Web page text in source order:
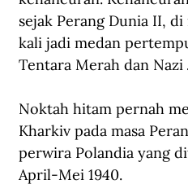
sejak Perang Dunia II,
kali jadi medan
Tentara Merah dan Nazi
Noktah hitam pernah
Kharkiv pada masa
perwira Polandia yang
April-Mei 1940.